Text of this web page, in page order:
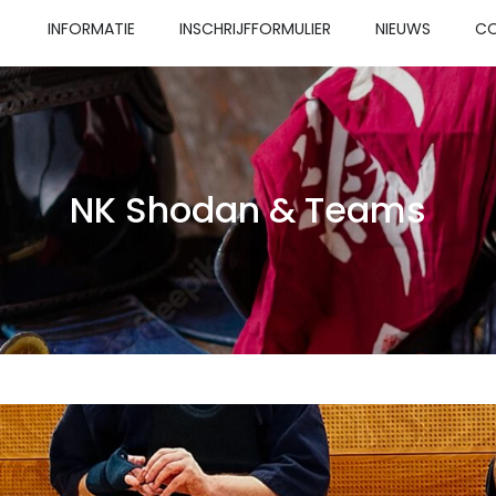
INFORMATIE INSCHRIJFFORMULIER NIEUWS
NK Shodan & Teams